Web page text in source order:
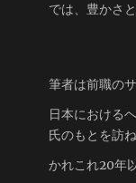
では、豊かさ
筆者は前職の
日本における
氏のもとを訪
かれこれ20年